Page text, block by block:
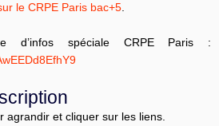
le CRPE Paris bac+5
d’infos spéciale CRPE Paris :
agrandir et cliquer sur les liens.